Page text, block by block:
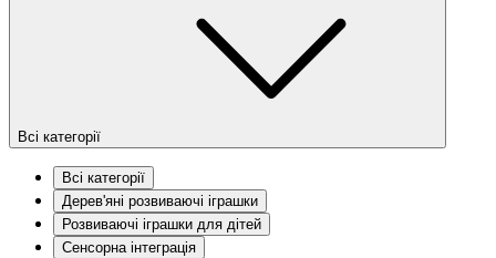
Всі категорії
Всі категорії
Дерев'яні розвиваючі іграшки
Розвиваючі іграшки для дітей
Сенсорна інтеграція